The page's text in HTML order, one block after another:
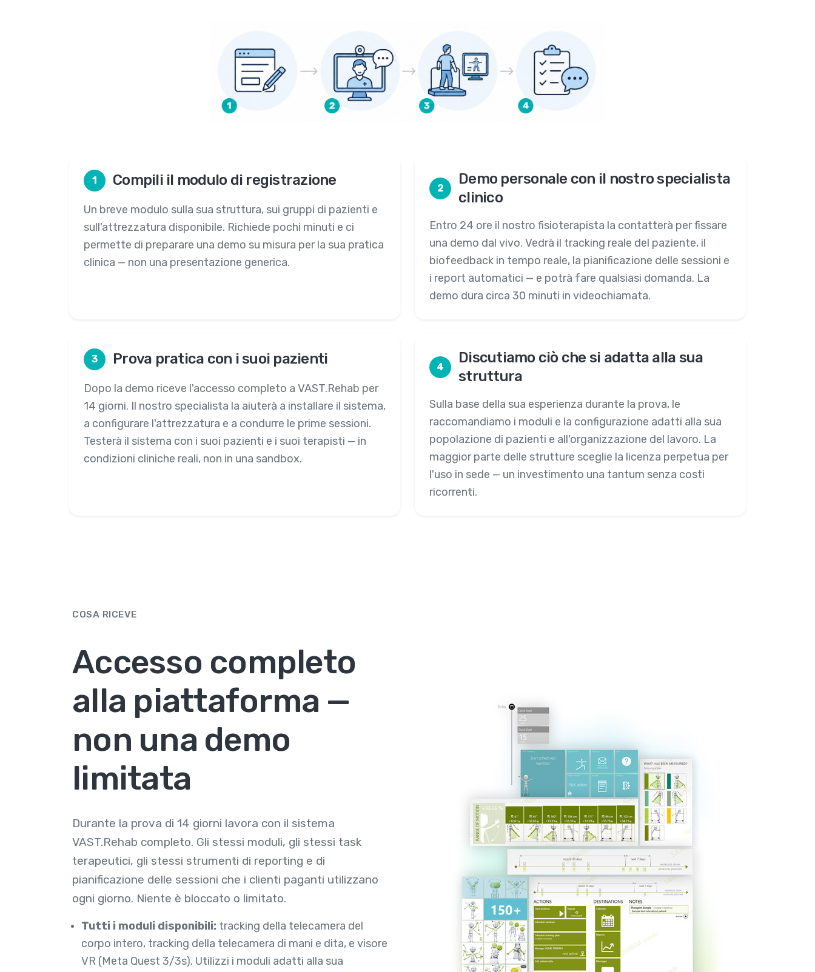
1 Compili il modulo di registrazione
Un breve modulo sulla sua struttura, sui gruppi di pazienti e
sull'attrezzatura disponibile. Richiede pochi minuti e ci
permette di preparare una demo su misura per la sua pratica
clinica — non una presentazione generica.
2
Demo personale con il nostro specialista
clinico
Entro 24 ore il nostro fisioterapista la contatterà per fissare
una demo dal vivo. Vedrà il tracking reale del paziente, il
biofeedback in tempo reale, la pianificazione delle sessioni e
i report automatici — e potrà fare qualsiasi domanda. La
demo dura circa 30 minuti in videochiamata.
3 Prova pratica con i suoi pazienti
Dopo la demo riceve l'accesso completo a VAST.Rehab per
14 giorni. Il nostro specialista la aiuterà a installare il sistema,
a configurare l'attrezzatura e a condurre le prime sessioni.
Testerà il sistema con i suoi pazienti e i suoi terapisti — in
condizioni cliniche reali, non in una sandbox.
4
Discutiamo ciò che si adatta alla sua
struttura
Sulla base della sua esperienza durante la prova, le
raccomandiamo i moduli e la configurazione adatti alla sua
popolazione di pazienti e all'organizzazione del lavoro. La
maggior parte delle strutture sceglie la licenza perpetua per
l'uso in sede — un investimento una tantum senza costi
ricorrenti.
COSA RICEVE
Accesso completo
alla piattaforma —
non una demo
limitata
Durante la prova di 14 giorni lavora con il sistema
VAST.Rehab completo. Gli stessi moduli, gli stessi task
terapeutici, gli stessi strumenti di reporting e di
pianificazione delle sessioni che i clienti paganti utilizzano
ogni giorno. Niente è bloccato o limitato.
Tutti i moduli disponibili: tracking della telecamera del
corpo intero, tracking della telecamera di mani e dita, e visore
VR (Meta Quest 3/3s). Utilizzi i moduli adatti alla sua